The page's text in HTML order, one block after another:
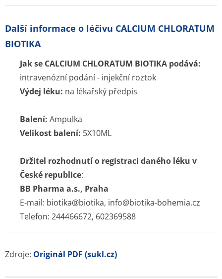
Další informace o léčivu CALCIUM CHLORATUM
BIOTIKA
Jak se CALCIUM CHLORATUM BIOTIKA podává:
intravenózní podání - injekční roztok
Výdej léku: na lékařský předpis
Balení: Ampulka
Velikost balení: 5X10ML
Držitel rozhodnutí o registraci daného léku v
České republice:
BB Pharma a.s., Praha
E-mail: biotika@biotika, info@biotika-bohemia.cz
Telefon: 244466672, 602369588
Zdroje: Originál PDF (sukl.cz)